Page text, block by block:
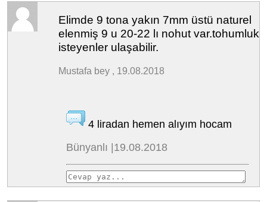
Elimde 9 tona yakın 7mm üstü naturel
elenmiş 9 u 20-22 lı nohut var.tohumluk
isteyenler ulaşabilir.
Mustafa bey , 19.08.2018
4 liradan hemen alıyım hocam
Bünyanlı |19.08.2018